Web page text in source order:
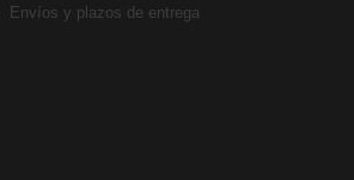
Envíos y plazos de entrega